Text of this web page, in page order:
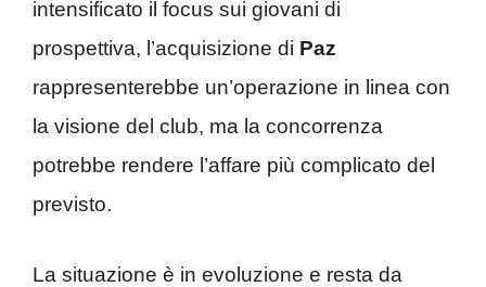
intensificato il focus sui giovani di
prospettiva, l’acquisizione di Paz
rappresenterebbe un’operazione in linea con
la visione del club, ma la concorrenza
potrebbe rendere l’affare più complicato del
previsto.
La situazione è in evoluzione e resta da